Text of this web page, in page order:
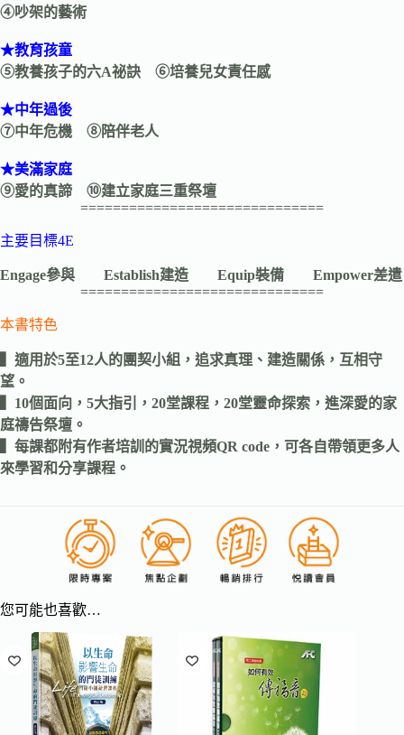
④吵架的藝術
★教育孩童
⑤教養孩子的六A祕訣 ⑥培養兒女責任感
★中年過後
⑦中年危機 ⑧陪伴老人
★美滿家庭
⑨愛的真諦 ⑩建立家庭三重祭壇
==============================
主要目標4E
Engage參與 Establish建造 Equip裝備 Empower差遣
==============================
本書特色
▍適用於5至12人的團契小組，追求真理、建造關係，互相守
望。
▍10個面向，5大指引，20堂課程，20堂靈命探索，進深愛的家
庭禱告祭壇。
▍每課都附有作者培訓的實況視頻QR code，可各自帶領更多人
來學習和分享課程。
您可能也喜歡…